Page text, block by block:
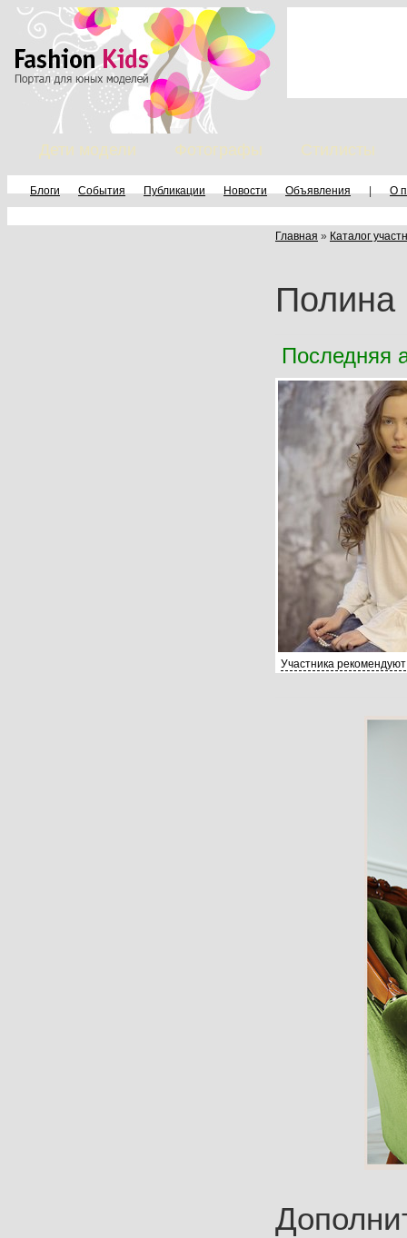
Дети модели Фотографы Стилисты
Блоги События Публикации Новости Объявления | О
Главная » Каталог
Полина
Последняя
Участника рекомендуют